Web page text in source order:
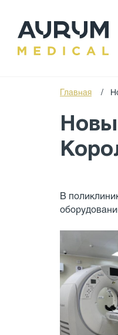
Главная /
В